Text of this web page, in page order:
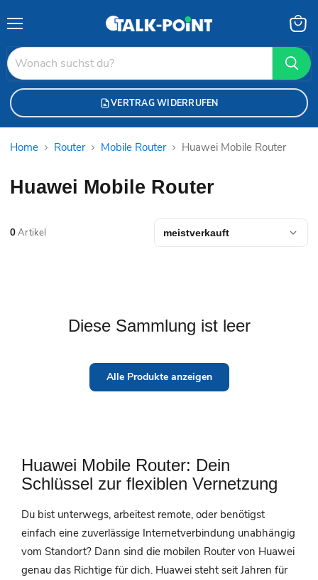
VERTRAG WIDERRUFEN
Home Router Mobile Router Huawei Mobile Router
Huawei Mobile Router
0Artikel
Diese Sammlung ist leer
Alle Produkte anzeigen
Huawei Mobile Router: Dein
Schlüssel zur flexiblen Vernetzung
Du bist unterwegs, arbeitest remote, oder benötigst
einfach eine zuverlässige Internetverbindung unabhängig
vom Standort? Dann sind die mobilen Router von Huawei
genau das Richtige für dich. Huawei steht seit Jahren für